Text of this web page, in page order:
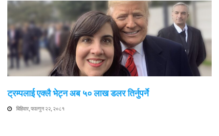
ट्रम्पलाई एक्लै भेट्न अब ५० लाख डलर तिर्नुपर्ने
बिहिवार, फाल्गुन २२, २०८१